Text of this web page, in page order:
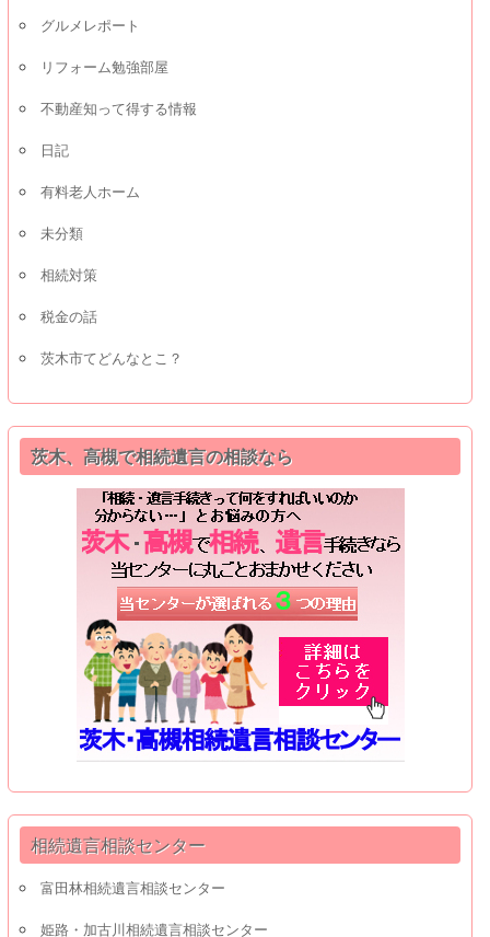
グルメレポート
リフォーム勉強部屋
不動産知って得する情報
日記
有料老人ホーム
未分類
相続対策
税金の話
茨木市てどんなとこ？
茨木、高槻で相続遺言の相談なら
相続遺言相談センター
富田林相続遺言相談センター
姫路・加古川相続遺言相談センター